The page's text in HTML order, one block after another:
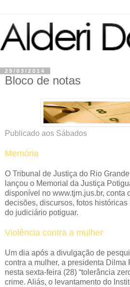
29/03/2014
Bloco de notas
Publicado aos Sábados
Memória
O Tribunal de Justiça do Rio
lançou o Memorial da Justiça
disponível no www.tjrn.jus.br, conta
decisões, discursos, fotos
do judiciário potiguar.
Violência contra a mulher
Um dia após a divulgação de
contra a mulher, a presidenta Dilma
nesta sexta-feira (28) “tolerância
crime. Aliás, o levantamento do